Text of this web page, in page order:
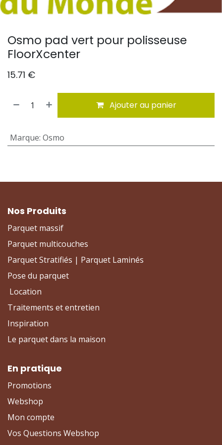
Osmo pad vert pour polisseuse
FloorXcenter
15.71 €
Ajouter au panier
Marque: Osmo
Nos Produits
Parquet massif
Parquet multicouches
Parquet Stratifiés | Parquet Laminés
Pose du parquet
Location
Traitements et entretien
Inspiration
Le parquet dans la maison
En pratique
Promotions
Webshop
Mon compte
Vos Questions Webshop